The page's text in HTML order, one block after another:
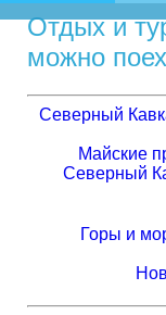
Отдых и
можно
Северный
Майские
Северный
Горы и